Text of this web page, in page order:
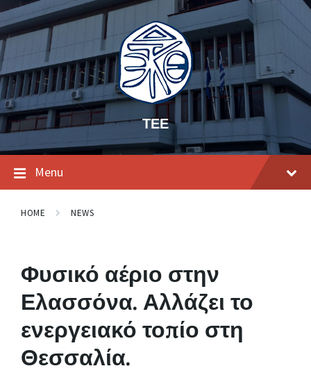
ΤΕΕ
Menu
HOME NEWS
Φυσικό αέριο στην
Ελασσόνα. Αλλάζει το
ενεργειακό τοπίο στη
Θεσσαλία.